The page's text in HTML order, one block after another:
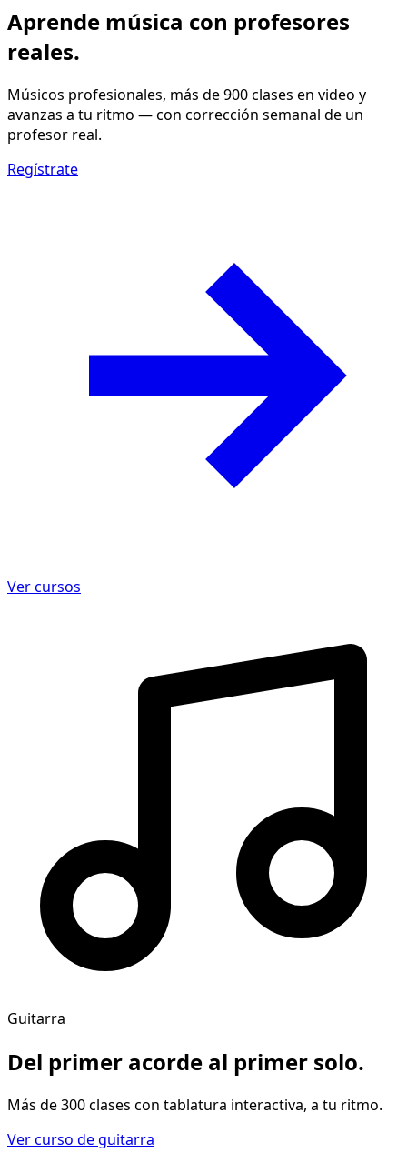
Aprende música con profesores
reales.
Músicos profesionales, más de 900 clases en video y
avanzas a tu ritmo — con corrección semanal de un
profesor real.
Regístrate
Ver cursos
Guitarra
Del primer acorde al primer solo.
Más de 300 clases con tablatura interactiva, a tu ritmo.
Ver curso de guitarra